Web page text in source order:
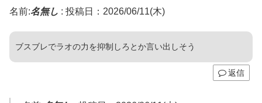
名前:名無し : 投稿日：2026/06/11(木)
ブスブレでラオの力を抑制しろとか言い出しそう
返信